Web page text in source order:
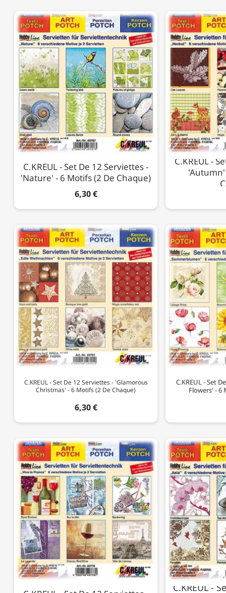
C.KREUL - Set De 12 Serviettes -
'Nature' - 6 Motifs (2 De Chaque)
6,30 €
C.KREUL -
'Autumn'
C.KREUL - Set De 12 Serviettes - 'Glamorous
Christmas' - 6 Motifs (2 De Chaque)
6,30 €
C.KREUL - Set
Flowers' - 6
C.KREUL -